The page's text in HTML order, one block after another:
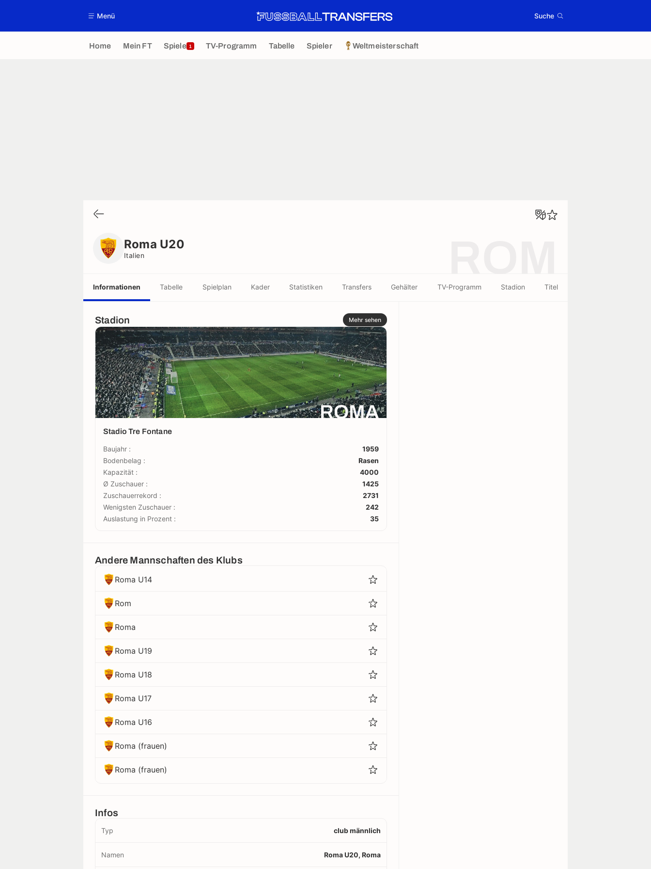
Menü Suche
Home Mein FT Spiele 1 TV-Programm Tabelle Spieler Weltmeisterschaft
Roma U20
Italien
Informationen Tabelle Spielplan Kader Statistiken Transfers Gehälter TV-Programm Stadion Titel
Stadion Mehr sehen
ROMA
Stadio Tre Fontane
Baujahr :
1959
Bodenbelag :
Rasen
Kapazität :
4000
Ø Zuschauer :
1425
Zuschauerrekord :
2731
Wenigsten Zuschauer :
242
Auslastung in Prozent :
35
Andere Mannschaften des Klubs
Roma U14
Rom
Roma
Roma U19
Roma U18
Roma U17
Roma U16
Roma (frauen)
Roma (frauen)
Infos
Typ club männlich
Namen Roma U20, Roma